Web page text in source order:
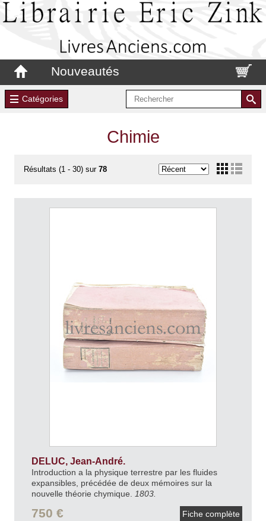
Nouveautés
Catégories
Chimie
Résultats (1 - 30) sur 78
DELUC, Jean-André.
Introduction a la physique terrestre par les fluides
expansibles, précédée de deux mémoires sur la
nouvelle théorie chymique.
1803.
750 € Fiche complète